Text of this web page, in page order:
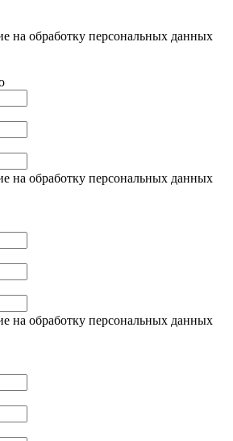
на обработку персональных данных
на обработку персональных данных
на обработку персональных данных